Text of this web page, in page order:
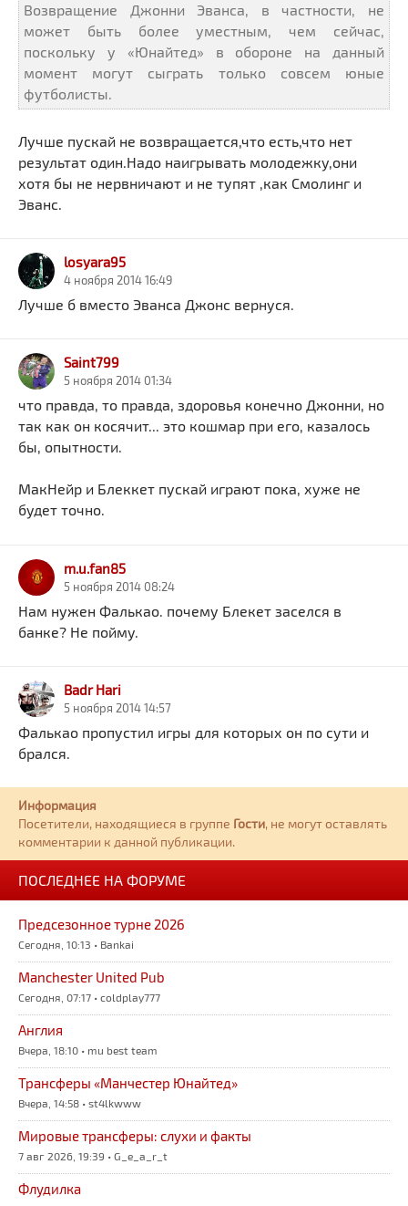
Возвращение Джонни Эванса, в частности, не
может быть более уместным, чем сейчас,
поскольку у «Юнайтед» в обороне на данный
момент могут сыграть только совсем юные
футболисты.
Лучше пускай не возвращается,что есть,что нет
результат один.Надо наигрывать молодежку,они
хотя бы не нервничают и не тупят ,как Смолинг и
Эванс.
losyara95
4 ноября 2014 16:49
Лучше б вместо Эванса Джонс вернуся.
Saint799
5 ноября 2014 01:34
что правда, то правда, здоровья конечно Джонни, но
так как он косячит... это кошмар при его, казалось
бы, опытности.
МакНейр и Блеккет пускай играют пока, хуже не
будет точно.
m.u.fan85
5 ноября 2014 08:24
Нам нужен Фалькао. почему Блекет заселся в
банке? Не пойму.
Badr Hari
5 ноября 2014 14:57
Фалькао пропустил игры для которых он по сути и
брался.
Информация
Посетители, находящиеся в группе Гости, не могут оставлять
комментарии к данной публикации.
ПОСЛЕДНЕЕ НА ФОРУМЕ
Предсезонное турне 2026
Сегодня, 10:13 • Bankai
Manchester United Pub
Сегодня, 07:17 • coldplay777
Англия
Вчера, 18:10 • mu best team
Трансферы «Манчестер Юнайтед»
Вчера, 14:58 • st4lkwww
Мировые трансферы: слухи и факты
7 авг 2026, 19:39 • G_e_a_r_t
Флудилка